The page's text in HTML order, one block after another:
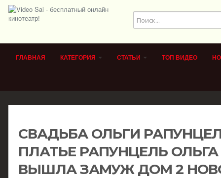
ГЛАВНАЯ КАТЕГОРИЯ СТАТЬИ ТОП ВИДЕО
СВАДЬБА ОЛЬГИ
ПЛАТЬЕ РАПУНЦЕЛЬ
ВЫШЛА ЗАМУЖ ДОМ 2